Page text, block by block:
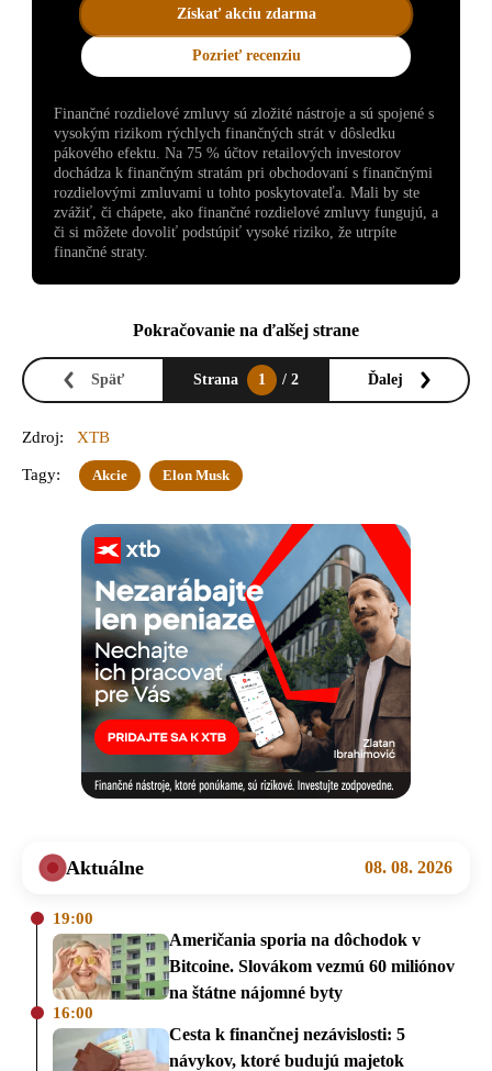
Získať akciu zdarma
Pozrieť recenziu
Finančné rozdielové zmluvy sú zložité nástroje a sú spojené s
vysokým rizikom rýchlych finančných strát v dôsledku
pákového efektu. Na 75 % účtov retailových investorov
dochádza k finančným stratám pri obchodovaní s finančnými
rozdielovými zmluvami u tohto poskytovateľa. Mali by ste
zvážiť, či chápete, ako finančné rozdielové zmluvy fungujú, a
či si môžete dovoliť podstúpiť vysoké riziko, že utrpíte
finančné straty.
Pokračovanie na ďalšej strane
Späť Strana 1 / 2 Ďalej
Zdroj: XTB
Tagy: Akcie Elon Musk
Aktuálne 08. 08. 2026
19:00
Američania sporia na dôchodok v
Bitcoine. Slovákom vezmú 60 miliónov
na štátne nájomné byty
16:00
Cesta k finančnej nezávislosti: 5
návykov, ktoré budujú majetok